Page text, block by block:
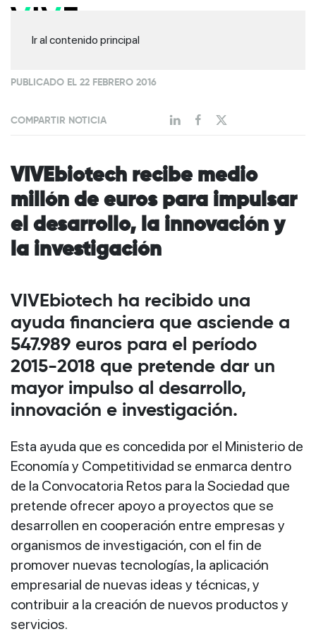
Ir al contenido principal
PUBLICADO EL 22 FEBRERO 2016
COMPARTIR NOTICIA
VIVEbiotech recibe medio
millón de euros para impulsar
el desarrollo, la innovación y
la investigación
VIVEbiotech ha recibido una
ayuda financiera que asciende a
547.989 euros para el período
2015-2018 que pretende dar un
mayor impulso al desarrollo,
innovación e investigación.
Esta ayuda que es concedida por el Ministerio de
Economía y Competitividad se enmarca dentro
de la Convocatoria Retos para la Sociedad que
pretende ofrecer apoyo a proyectos que se
desarrollen en cooperación entre empresas y
organismos de investigación, con el fin de
promover nuevas tecnologías, la aplicación
empresarial de nuevas ideas y técnicas, y
contribuir a la creación de nuevos productos y
servicios.